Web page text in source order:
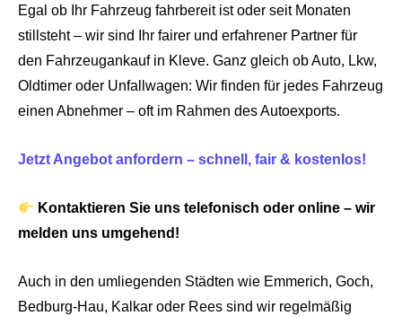
Egal ob Ihr Fahrzeug fahrbereit ist oder seit Monaten
stillsteht – wir sind Ihr fairer und erfahrener Partner für
den Fahrzeugankauf in Kleve. Ganz gleich ob Auto, Lkw,
Oldtimer oder Unfallwagen: Wir finden für jedes Fahrzeug
einen Abnehmer – oft im Rahmen des Autoexports.
Jetzt Angebot anfordern – schnell, fair & kostenlos!
Kontaktieren Sie uns telefonisch oder online – wir
melden uns umgehend!
Auch in den umliegenden Städten wie Emmerich, Goch,
Bedburg-Hau, Kalkar oder Rees sind wir regelmäßig